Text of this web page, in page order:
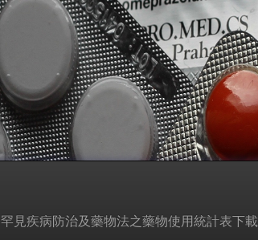
罕見疾病防治及藥物法之藥物使用統計表下載